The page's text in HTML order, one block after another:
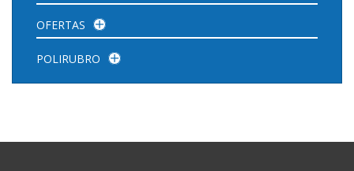
OFERTAS
POLIRUBRO